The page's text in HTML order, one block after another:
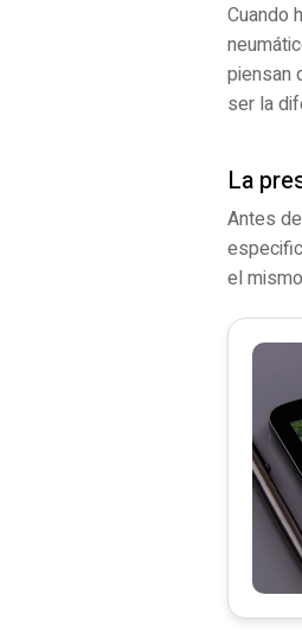
Cuando
piensan
ser la
La
Antes
el